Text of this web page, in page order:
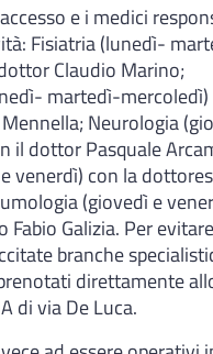
e i medici
Fisiatria (lunedì-
Claudio Marino;
martedì-mercoledì)
Neurologia
il dottor Pasquale
venerdì) con la
(giovedì e
Galizia. Per
branche
direttamente
di via De Luca.